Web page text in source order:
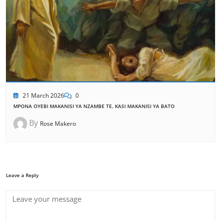
21 March 2026 0
MPONA OYEBI MAKANISI YA NZAMBE TE, KASI MAKANISI YA BATO
By Rose Makero
Leave a Reply